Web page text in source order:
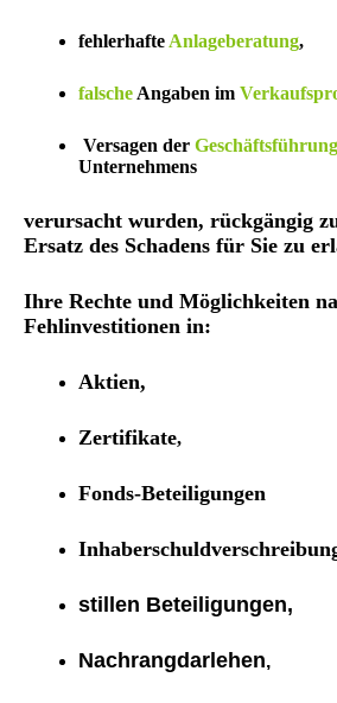
fehlerhafte Anlageberatung,
falsche Angaben im
Versagen der Geschäftsführung
Unternehmens
verursacht wurden, rückgängig
Ersatz des Schadens für Sie zu
Ihre Rechte und Möglichkeiten
Fehlinvestitionen in:
Aktien,
Zertifikate,
Fonds-Beteiligungen
stillen Beteiligungen,
Nachrangdarlehen,